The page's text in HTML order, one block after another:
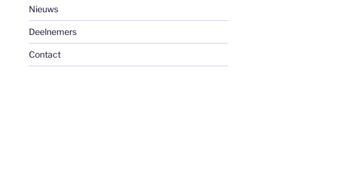
Nieuws
Deelnemers
Contact